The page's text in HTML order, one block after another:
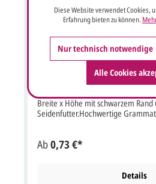
Trauerkuvert 19x12 cm
schwarz
Breite x Höhe mit schwarzem Rand
Seidenfutter.Hochwertige
Kuverts sein.
Ab0,73 €*
Details
Diese Website verwendet Cookies,
Erfahrung bieten zu können.
Nur technisch notwendige
Alle Cookies